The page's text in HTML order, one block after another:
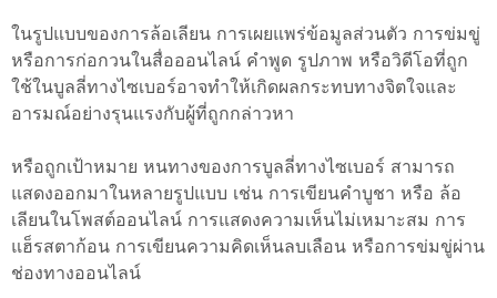
ในรูปแบบของการล้อเลียน การเผยแพร่ข้อมูลส่วนตัว การข่มขู่
หรือการก่อกวนในสื่อออนไลน์ คำพูด รูปภาพ หรือวิดีโอที่ถูก
ใช้ในบูลลี่ทางไซเบอร์อาจทำให้เกิดผลกระทบทางจิตใจและ
อารมณ์อย่างรุนแรงกับผู้ที่ถูกกล่าวหา
หรือถูกเป้าหมาย หนทางของการบูลลี่ทางไซเบอร์ สามารถ
แสดงออกมาในหลายรูปแบบ เช่น การเขียนคำบูชา หรือ ล้อ
เลียนในโพสต์ออนไลน์ การแสดงความเห็นไม่เหมาะสม การ
แฮ็รสตาก้อน การเขียนความคิดเห็นลบเลือน หรือการข่มขู่ผ่าน
ช่องทางออนไลน์